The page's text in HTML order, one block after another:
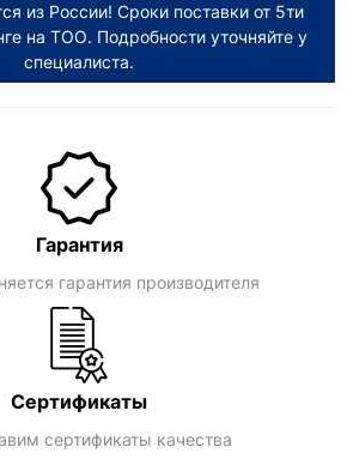
из России! Сроки поставки от 5ти
на ТОО. Подробности уточняйте у
специалиста.
Гарантия
гарантия производителя
Сертификаты
сертификаты качества